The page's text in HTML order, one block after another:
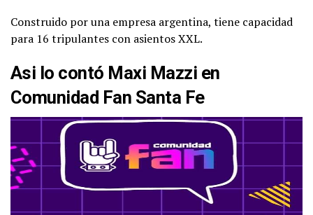
Construido por una empresa argentina, tiene capacidad
para 16 tripulantes con asientos XXL.
Asi lo contó Maxi Mazzi en
Comunidad Fan Santa Fe